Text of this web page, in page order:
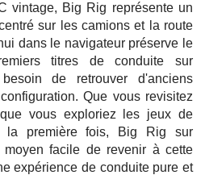
vintage, Big Rig représente un
sur les camions et la route
dans le navigateur préserve le
titres de conduite sur
de retrouver d'anciens
Que vous revisitez
vous exploriez les jeux de
la première fois, Big Rig sur
moyen facile de revenir à cette
expérience de conduite pure et